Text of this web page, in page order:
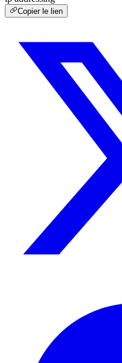
Copier le lien